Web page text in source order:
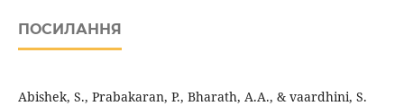
ПОСИЛАННЯ
Abishek, S., Prabakaran, P., Bharath, A.A., & vaardhini, S.